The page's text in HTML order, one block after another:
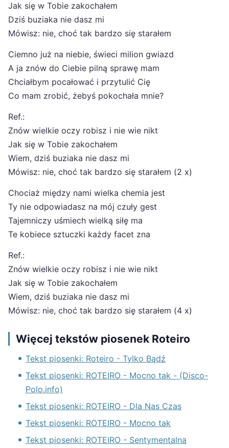
Jak się w Tobie zakochałem
Dziś buziaka nie dasz mi
Mówisz: nie, choć tak bardzo się starałem
Ciemno już na niebie, świeci milion gwiazd
A ja znów do Ciebie pilną sprawę mam
Chciałbym pocałować i przytulić Cię
Co mam zrobić, żebyś pokochała mnie?
Ref.:
Znów wielkie oczy robisz i nie wie nikt
Jak się w Tobie zakochałem
Wiem, dziś buziaka nie dasz mi
Mówisz: nie, choć tak bardzo się starałem (2 x)
Chociaż między nami wielka chemia jest
Ty nie odpowiadasz na mój czuły gest
Tajemniczy uśmiech wielką siłę ma
Te kobiece sztuczki każdy facet zna
Ref.:
Znów wielkie oczy robisz i nie wie nikt
Jak się w Tobie zakochałem
Wiem, dziś buziaka nie dasz mi
Mówisz: nie, choć tak bardzo się starałem (4 x)
Więcej tekstów piosenek Roteiro
Tekst piosenki: Roteiro - Tylko Bądź
Tekst piosenki: ROTEIRO - Mocno tak - (Disco-
Polo.info)
Tekst piosenki: ROTEIRO - Dla Nas Czas
Tekst piosenki: ROTEIRO - Mocno tak
Tekst piosenki: ROTEIRO - Sentymentalna